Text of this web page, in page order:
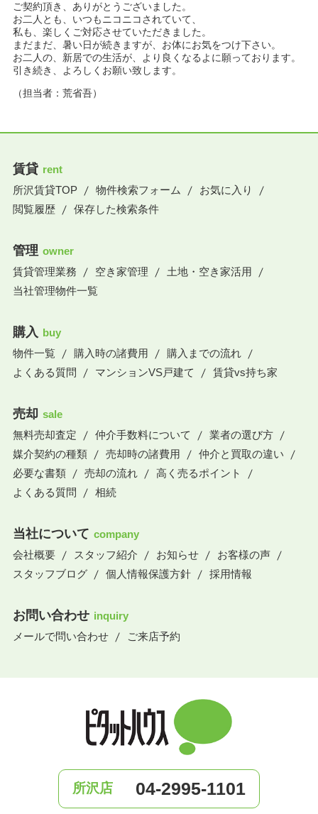
ご契約頂き、ありがとうございました。
お二人とも、いつもニコニコされていて、
私も、楽しくご対応させていただきました。
まだまだ、暑い日が続きますが、お体にお気をつけ下さい。
お二人の、新居での生活が、より良くなるよに願っております。
引き続き、よろしくお願い致します。
（担当者：荒省吾）
賃貸 rent
所沢賃貸TOP
物件検索フォーム
お気に入り
閲覧履歴
保存した検索条件
管理 owner
賃貸管理業務
空き家管理
土地・空き家活用
当社管理物件一覧
購入 buy
物件一覧
購入時の諸費用
購入までの流れ
よくある質問
マンションVS戸建て 賃貸vs持ち家
売却 sale
無料売却査定
仲介手数料について
業者の選び方
媒介契約の種類
売却時の諸費用
仲介と買取の違い
必要な書類
売却の流れ
高く売るポイント
よくある質問
相続
当社について company
会社概要
スタッフ紹介 お知らせ
お客様の声
スタッフブログ
個人情報保護方針 採用情報
お問い合わせ inquiry
メールで問い合わせ
ご来店予約
所沢店 04-2995-1101